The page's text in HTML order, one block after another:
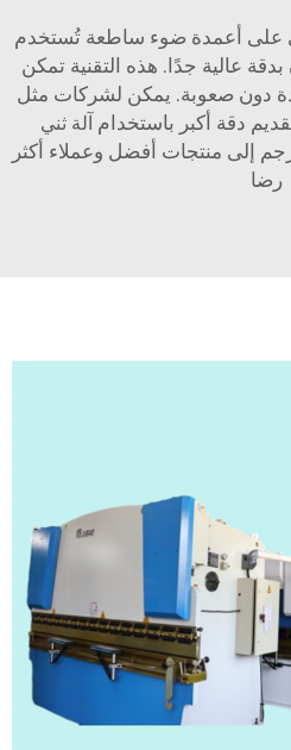
على أعمدة ضوء ساطعة تُستخدم
عالية جدًا. هذه التقنية تمكن
دون صعوبة. يمكن لشركات مثل
آلة ثني
إلى منتجات أفضل وعملاء أكثر
رضا